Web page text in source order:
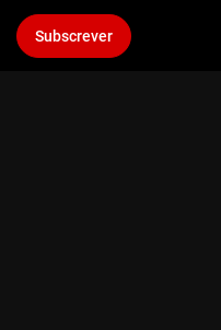
Subscrever